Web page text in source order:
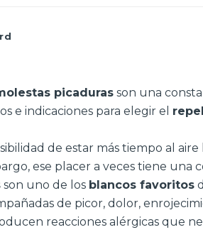
picaduras son una
e indicaciones para elegir el
de estar más tiempo al
ese placer a veces tiene una
son uno de los blancos favoritos
de picor, dolor,
reacciones alérgicas que